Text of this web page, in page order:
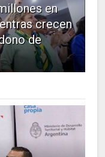
en
crecen
de